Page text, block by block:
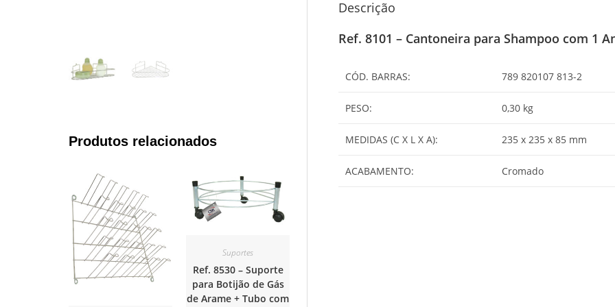
Produtos relacionados
Suportes
Ref. 8530 – Suporte
para Botijão de Gás
de Arame + Tubo com
Descrição
Ref. 8101 – Cantoneira para Shampoo com 1
CÓD. BARRAS: 789 820107 813-2
PESO: 0,30 kg
MEDIDAS (C X L X A): 235 x 235 x 85 mm
ACABAMENTO: Cromado